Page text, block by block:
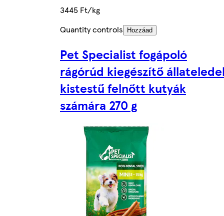
3445 Ft/kg
Quantity controls
Hozzáad
Pet Specialist fogápoló
rágórúd kiegészítő
kistestű felnőtt kutyák
számára 270 g